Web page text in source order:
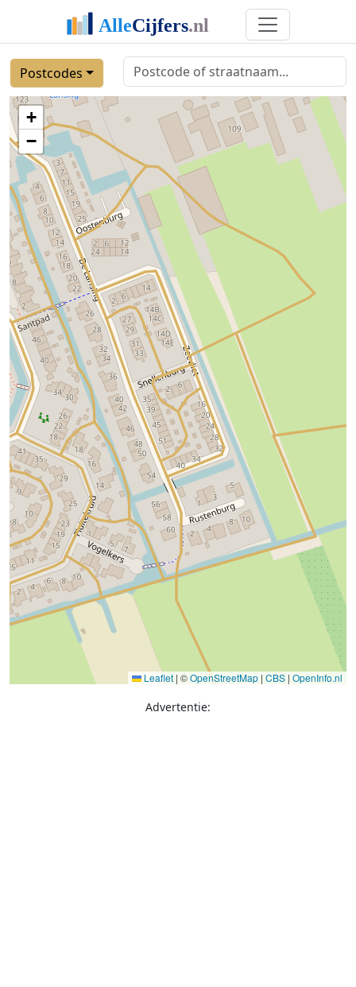
Postcodes
+
−
Leaflet | ©OpenStreetMap | CBS | OpenInfo.nl
Advertentie: